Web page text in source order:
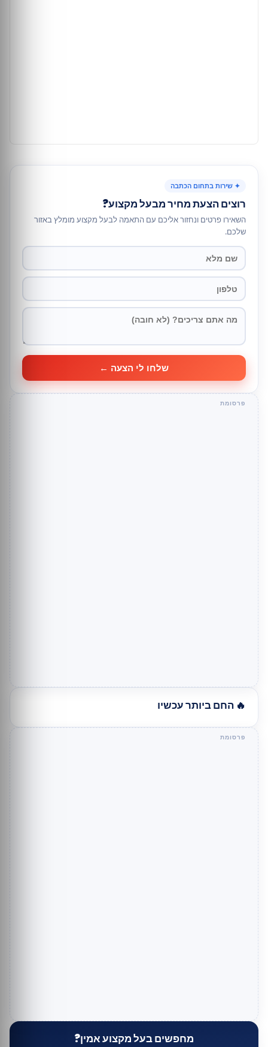
✦ שירות בתחום הכתבה
רוצים הצעת מחיר מבעל מקצוע?
השאירו פרטים ונחזור אליכם עם התאמה לבעל מקצוע מומלץ באזור
שלכם.
שלחו לי הצעה ←
🔥 החם ביותר עכשיו
מחפשים בעל מקצוע אמין?